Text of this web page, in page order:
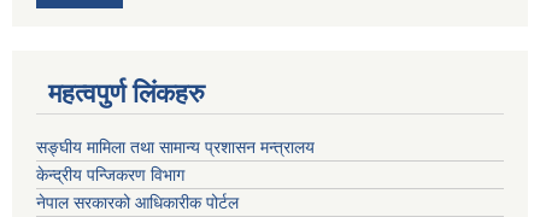
महत्वपुर्ण लिंकहरु
सङ्घीय मामिला तथा सामान्य प्रशासन मन्त्रालय
केन्द्रीय पन्जिकरण विभाग
नेपाल सरकारको आधिकारीक पोर्टल